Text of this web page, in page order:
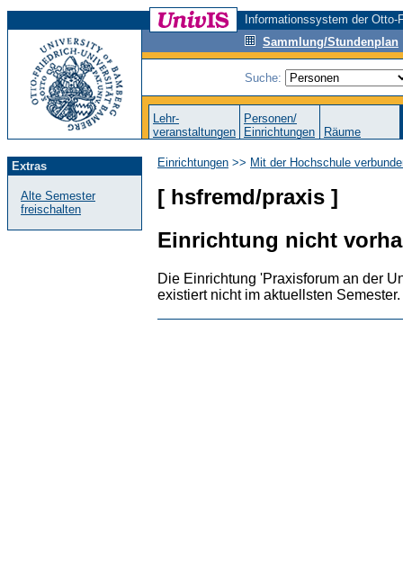
Informationssystem der
Sammlung/Stundenplan
Suche:
Lehr-
veranstaltungen
Personen/
Einrichtungen
Räume
Extras
Alte Semester
freischalten
Einrichtungen >> Mit der Hochschule
[ hsfremd/praxis ]
Einrichtung nicht
Die Einrichtung 'Praxisforum an der
existiert nicht im aktuellsten Semester.